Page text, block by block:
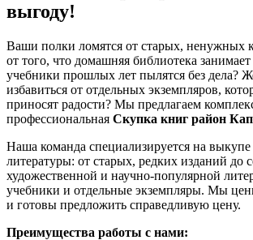
выгоду!
Ваши полки ломятся от старых, ненужных
от того, что домашняя библиотека
учебники прошлых лет пылятся без дела?
избавиться от отдельных экземпляров,
приносят радости? Мы предлагаем
профессиональная Скупка книг район
Наша команда специализируется на выкупе
литературы: от старых, редких изданий до
художественной и научно-популярной
учебники и отдельные экземпляры. Мы
и готовы предложить справедливую цену.
Преимущества работы с нами: